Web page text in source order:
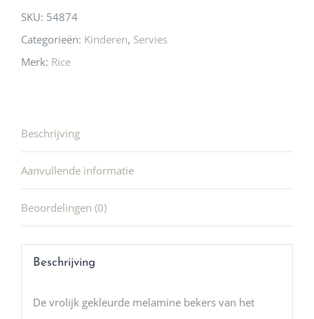
SKU: 54874
Categorieën: Kinderen, Servies
Merk: Rice
Beschrijving
Aanvullende informatie
Beoordelingen (0)
Beschrijving
De vrolijk gekleurde melamine bekers van het